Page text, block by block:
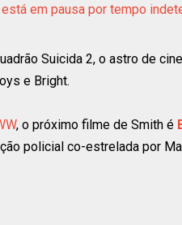
está em pausa por tempo
Suicida 2, o astro de
e Bright.
, o próximo filme de Smith é
policial co-estrelada por